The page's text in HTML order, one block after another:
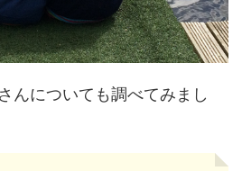
んについても調べてみまし